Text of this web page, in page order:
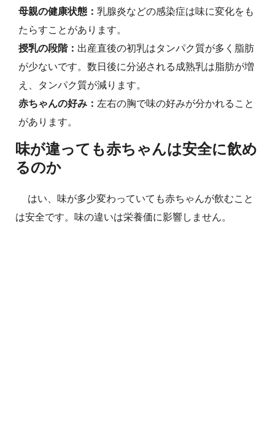
母親の健康状態： 乳腺炎などの感染症は味に変化をも
たらすことがあります。
授乳の段階： 出産直後の初乳はタンパク質が多く脂肪
が少ないです。数日後に分泌される成熟乳は脂肪が増
え、タンパク質が減ります。
赤ちゃんの好み： 左右の胸で味の好みが分かれること
があります。
味が違っても赤ちゃんは安全に飲め
るのか
はい、味が多少変わっていても赤ちゃんが飲むこと
は安全です。味の違いは栄養価に影響しません。